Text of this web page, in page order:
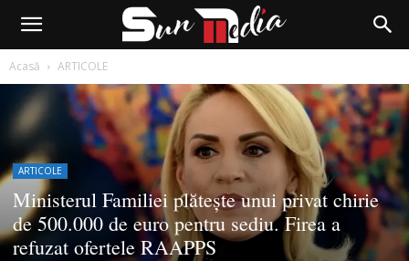
Acasă ARTICOLE
ARTICOLE
Ministerul Familiei plătește unui privat chirie
de 500.000 de euro pentru sediu. Firea a
refuzat ofertele RAAPPS